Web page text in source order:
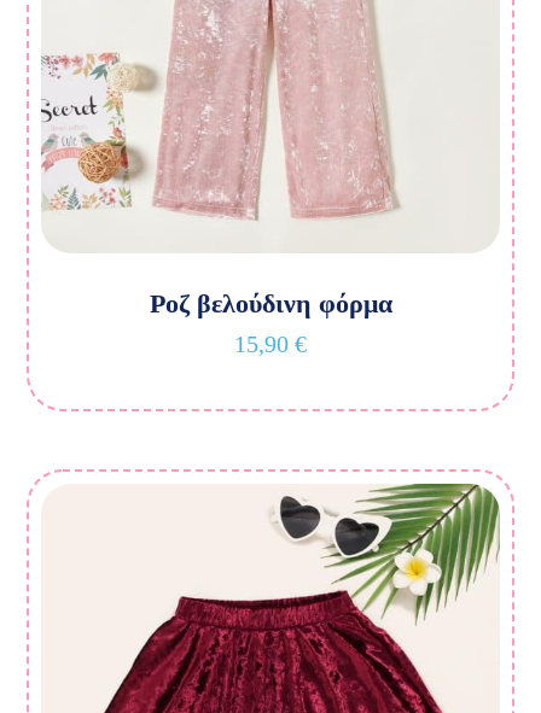
Ροζ βελούδινη φόρμα
15,90 €